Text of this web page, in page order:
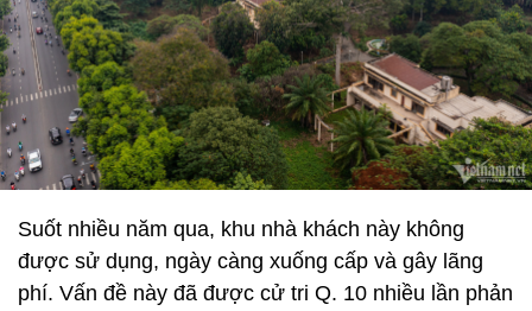
Suốt nhiều năm qua, khu nhà khách này không
được sử dụng, ngày càng xuống cấp và gây lãng
phí. Vấn đề này đã được cử tri Q. 10 nhiều lần phản